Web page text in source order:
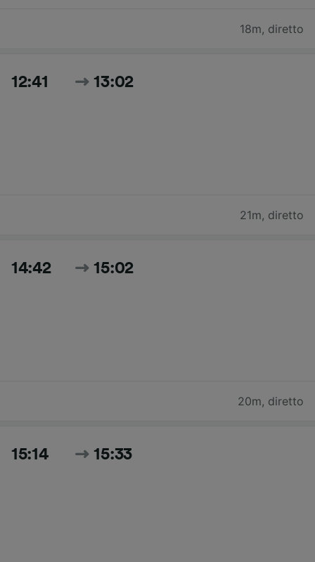
18m, diretto
12:41 13:02
21m, diretto
14:42 15:02
20m, diretto
15:14 15:33